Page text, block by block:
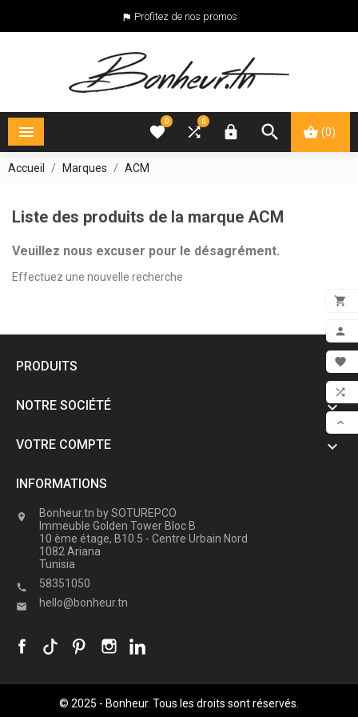





 Profitez de nos promos
 (0)


0

0
Accueil Marques ACM
Liste des produits de la marque ACM
Veuillez nous excuser pour le désagrément.
Effectuez une nouvelle recherche
PRODUITS 
NOTRE SOCIÉTÉ 
VOTRE COMPTE 
INFORMATIONS

Bonheur.tn by SOTUREPCO
Immeuble Golden Tower Bloc B
10 ème étage, B10.5 - Centre Urbain Nord
1082 Ariana
Tunisia
 58351050
 hello@bonheur.tn
© 2025 - Bonheur. Tous les droits sont réservés.